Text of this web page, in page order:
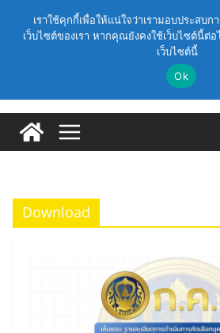
วันอังคาร, สิงหาคม
Latest: (สพฐ.) โครงการอบรมเชิงปฏิบัติ
การประกันคุณภาพภายในสถา
(AI) ในรูปแบบออนไลน์
ก.ค.ศ. เห็นชอบ รายละเอียดการ
สถานศึกษา และผู้อำนวยการสถ
คณะกรรมการการศึกษาขั้นพื้นฐา
เกณฑ์ ว 12/2568
สถานศึกษาและผู้อำนวยการสถาน
ศึกษาธิการ
ก.ค.ศ. อนุมัติให้ข้าราชการครูแล
(สพฐ.) โมดูลที่ 1 : การประกันคุณ
และการประยุกต์ใช้ปัญญาประดิษฐ์
Download
เราใช้คุกกี้เพื่อให้แน่ใจว่าเรามอบประส
เว็บไซต์ของเรา หากคุณยังคงใช้เว็บไซต์นี้ต่
เว็บไซต์นี้
Ok